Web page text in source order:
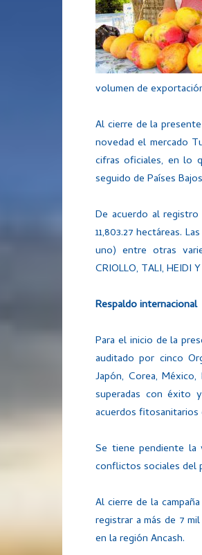
volumen de
Al cierre de la
novedad el mercado
cifras oficiales, en lo
seguido de Países
De acuerdo al
11,803.27 hectáreas.
uno) entre otras
CRIOLLO, TALI, HEIDI
Respaldo internacional
Para el inicio de la
auditado por cinco
Japón, Corea,
superadas con éxito
acuerdos fitosanitarios
Se tiene pendiente la
conflictos sociales del
Al cierre de la
registrar a más de 7
en la región Ancash.